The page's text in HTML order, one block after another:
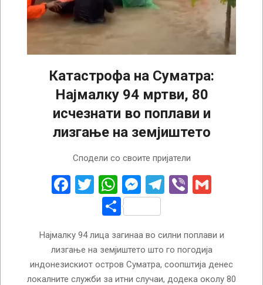
Катастрофа на Суматра:
Најмалку 94 мртви, 80
исчезнати во поплави и
лизгање на земјиштето
Сподели со своите пријатели
Facebook
Twitter
WhatsApp
Messenger
Telegram
Viber
Share
Најмалку 94 лица загинаа во силни поплави и
лизгање на земјиштето што го погодија
индонезискиот остров Суматра, соопштија денес
локалните служби за итни случаи, додека околу 80